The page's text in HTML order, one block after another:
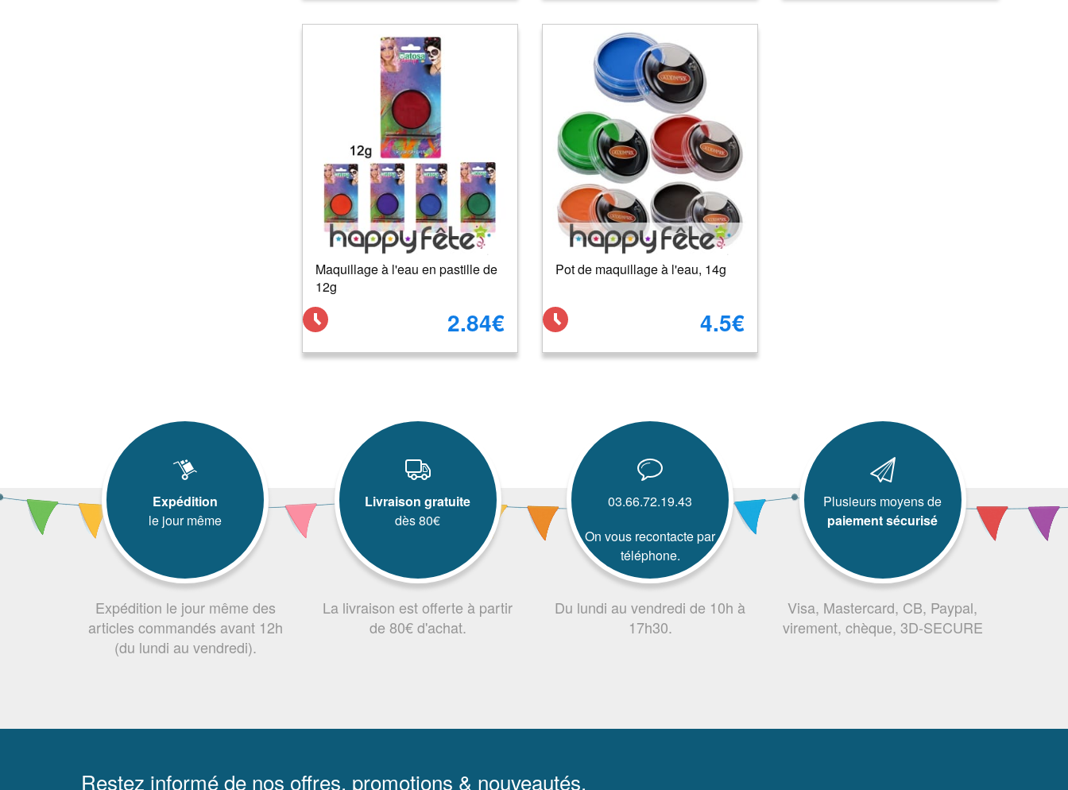
Maquillage à l'eau en pastille de
12g
2.84€
Pot de maquillage à l'eau, 14g
4.5€
Expédition
le jour même
Expédition le jour même des
articles commandés avant 12h
(du lundi au vendredi).
Livraison gratuite
dès 80€
La livraison est offerte à partir
de 80€ d'achat.
03.66.72.19.43
On vous recontacte par
téléphone.
Du lundi au vendredi de 10h à
17h30.
Plusieurs moyens de
paiement sécurisé
Visa, Mastercard, CB, Paypal,
virement, chèque, 3D-SECURE
Restez informé de nos offres, promotions & nouveautés.